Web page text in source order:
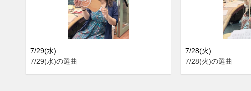
7/29(水)
7/29(水)の選曲
7/28(火)
7/28(火)の選曲